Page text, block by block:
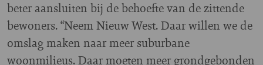
beter aansluiten bij de behoefte van de zittende
bewoners. “Neem Nieuw West. Daar willen we de
omslag maken naar meer suburbane
woonmilieus. Daar moeten meer grondgebonden